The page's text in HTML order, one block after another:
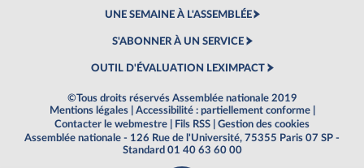
UNE SEMAINE À L'ASSEMBLÉE
S'ABONNER À UN SERVICE
OUTIL D'ÉVALUATION LEXIMPACT
©Tous droits réservés Assemblée nationale 2019
Mentions légales
Accessibilité : partiellement conforme
Contacter le webmestre
Fils RSS
Gestion des cookies
Assemblée nationale - 126 Rue de l'Université, 75355 Paris 07 SP -
Standard 01 40 63 60 00